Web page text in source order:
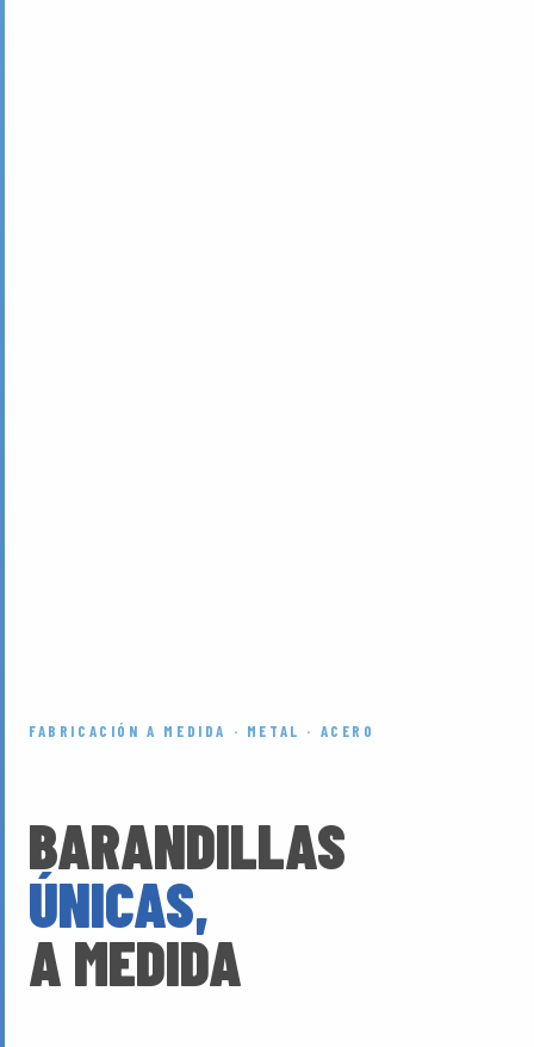
FABRICACIÓN A MEDIDA · METAL · ACERO
BARANDILLAS
ÚNICAS,
A MEDIDA